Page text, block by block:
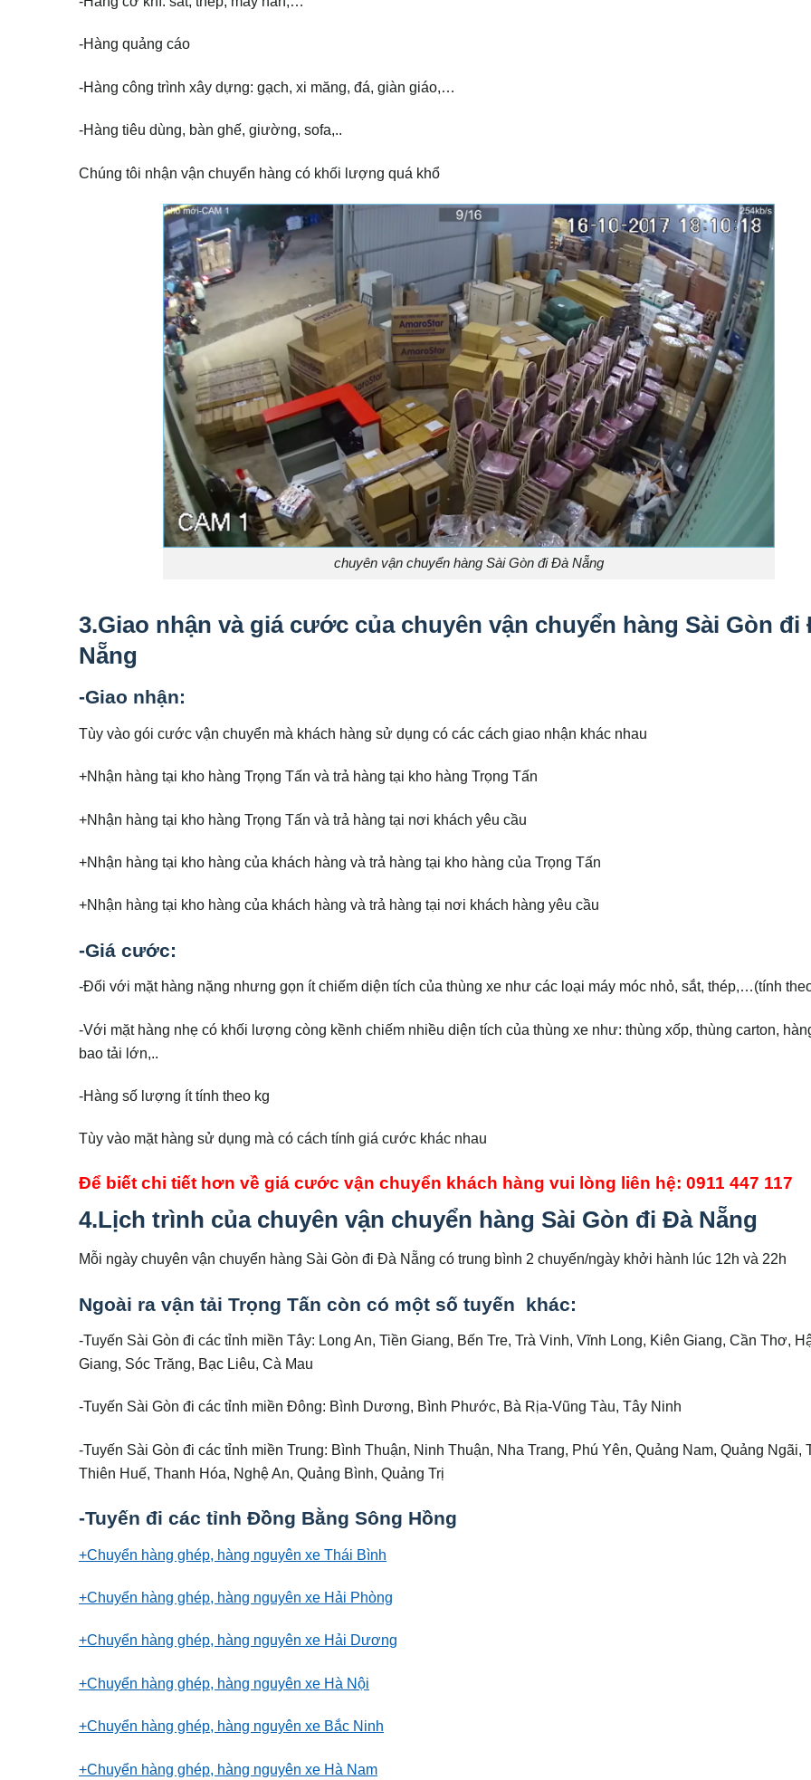
-Hàng quảng cáo
-Hàng công trình xây dựng: gạch, xi măng, đá, giàn giáo,…
-Hàng tiêu dùng, bàn ghế, giường, sofa,..
Chúng tôi nhận vận chuyển hàng có khối lượng quá khổ
chuyên vận chuyển hàng Sài Gòn đi Đà Nẵng
3.Giao nhận và giá cước của chuyên vận chuyển hàng Sài Gòn đi
Nẵng
-Giao nhận:
Tùy vào gói cước vận chuyển mà khách hàng sử dụng có các cách giao nhận khác nhau
+Nhận hàng tại kho hàng Trọng Tấn và trả hàng tại kho hàng Trọng Tấn
+Nhận hàng tại kho hàng Trọng Tấn và trả hàng tại nơi khách yêu cầu
+Nhận hàng tại kho hàng của khách hàng và trả hàng tại kho hàng của Trọng Tấn
+Nhận hàng tại kho hàng của khách hàng và trả hàng tại nơi khách hàng yêu cầu
-Giá cước:
-Đối với mặt hàng nặng nhưng gọn ít chiếm diện tích của thùng xe như các loại máy móc nhỏ, sắt, thép,…(tính
-Với mặt hàng nhẹ có khối lượng còng kềnh chiếm nhiều diện tích của thùng xe như: thùng xốp, thùng carton,
bao tải lớn,..
-Hàng số lượng ít tính theo kg
Tùy vào mặt hàng sử dụng mà có cách tính giá cước khác nhau
Để biết chi tiết hơn về giá cước vận chuyển khách hàng vui lòng liên hệ: 0911 447 117
4.Lịch trình của chuyên vận chuyển hàng Sài Gòn đi Đà Nẵng
Mỗi ngày chuyên vận chuyển hàng Sài Gòn đi Đà Nẵng có trung bình 2 chuyến/ngày khởi hành lúc 12h và 22h
Ngoài ra vận tải Trọng Tấn còn có một số tuyến khác:
-Tuyến Sài Gòn đi các tỉnh miền Tây: Long An, Tiền Giang, Bến Tre, Trà Vinh, Vĩnh Long, Kiên Giang, Cần Thơ,
Giang, Sóc Trăng, Bạc Liêu, Cà Mau
-Tuyến Sài Gòn đi các tỉnh miền Đông: Bình Dương, Bình Phước, Bà Rịa-Vũng Tàu, Tây Ninh
-Tuyến Sài Gòn đi các tỉnh miền Trung: Bình Thuận, Ninh Thuận, Nha Trang, Phú Yên, Quảng Nam, Quảng Ngãi,
Thiên Huế, Thanh Hóa, Nghệ An, Quảng Bình, Quảng Trị
-Tuyến đi các tỉnh Đồng Bằng Sông Hồng
+Chuyển hàng ghép, hàng nguyên xe Thái Bình
+Chuyển hàng ghép, hàng nguyên xe Hải Phòng
+Chuyển hàng ghép, hàng nguyên xe Hải Dương
+Chuyển hàng ghép, hàng nguyên xe Hà Nội
+Chuyển hàng ghép, hàng nguyên xe Bắc Ninh
+Chuyển hàng ghép, hàng nguyên xe Hà Nam